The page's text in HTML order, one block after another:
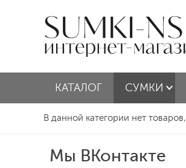
КАТАЛОГ СУМКИ
В данной категории нет товаров,
Мы ВКонтакте